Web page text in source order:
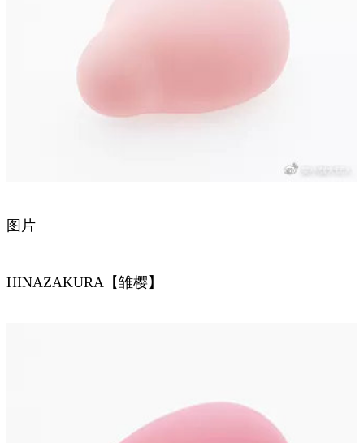
图片
HINAZAKURA【雏樱】